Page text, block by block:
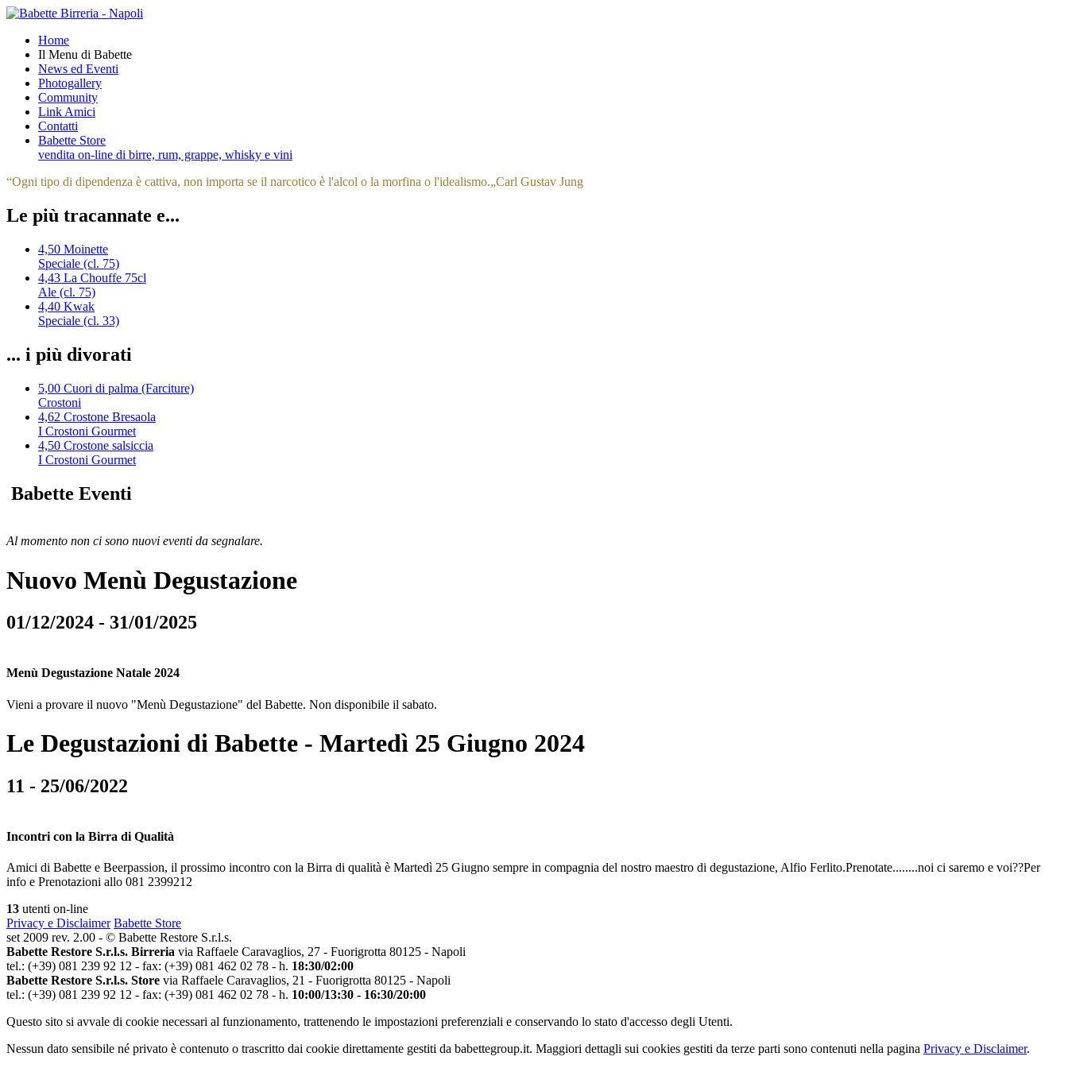
Home
Il Menu di Babette
News ed Eventi
Photogallery
Community
Link Amici
Contatti
Babette Store
vendita on-line di birre, rum, grappe, whisky e vini
“Ogni tipo di dipendenza è cattiva, non importa se il narcotico è l'alcol o la morfina o l'idealismo.„Carl Gustav Jung
Le più tracannate e...
4,50 Moinette
Speciale (cl. 75)
4,43 La Chouffe 75cl
Ale (cl. 75)
4,40 Kwak
Speciale (cl. 33)
... i più divorati
5,00 Cuori di palma (Farciture)
Crostoni
4,62 Crostone Bresaola
I Crostoni Gourmet
4,50 Crostone salsiccia
I Crostoni Gourmet
Babette Eventi
Al momento non ci sono nuovi eventi da segnalare.
Nuovo Menù Degustazione
01/12/2024 - 31/01/2025
Menù Degustazione Natale 2024
Vieni a provare il nuovo "Menù Degustazione" del Babette. Non disponibile il sabato.
Le Degustazioni di Babette - Martedì 25 Giugno 2024
11 - 25/06/2022
Incontri con la Birra di Qualità
Amici di Babette e Beerpassion, il prossimo incontro con la Birra di qualità è Martedì 25 Giugno sempre in compagnia del nostro maestro di degustazione, Alfio Ferlito.Prenotate........noi ci saremo e voi??Per
info e Prenotazioni allo 081 2399212
13 utenti on-line
Privacy e Disclaimer Babette Store
set 2009 rev. 2.00 - © Babette Restore S.r.l.s.
Babette Restore S.r.l.s. Birreria via Raffaele Caravaglios, 27 - Fuorigrotta 80125 - Napoli
tel.: (+39) 081 239 92 12 - fax: (+39) 081 462 02 78 - h. 18:30/02:00
Babette Restore S.r.l.s. Store via Raffaele Caravaglios, 21 - Fuorigrotta 80125 - Napoli
tel.: (+39) 081 239 92 12 - fax: (+39) 081 462 02 78 - h. 10:00/13:30 - 16:30/20:00
Questo sito si avvale di cookie necessari al funzionamento, trattenendo le impostazioni preferenziali e conservando lo stato d'accesso degli Utenti.
Nessun dato sensibile né privato è contenuto o trascritto dai cookie direttamente gestiti da babettegroup.it. Maggiori dettagli sui cookies gestiti da terze parti sono contenuti nella pagina Privacy e Disclaimer.